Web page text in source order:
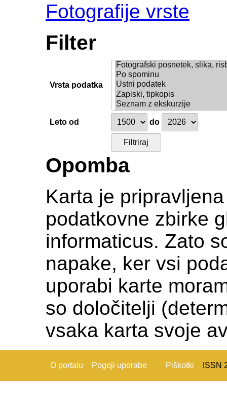
Fotografije vrste
Filter
Vrsta podatka
Leto od do
Opomba
Karta je
podatkovne zbirke
informaticus. Zato
napake, ker vsi
uporabi karte
so določitelji
vsaka karta svoje
O portalu Pogoji uporabe Piškotki ISSN